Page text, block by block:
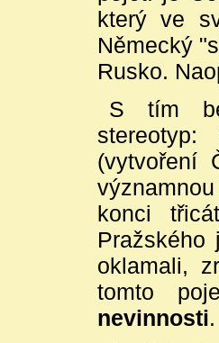
který ve
Německý
Rusko.
S tím
(vytvoření
konci
oklamali,
tomto
nevinnosti.